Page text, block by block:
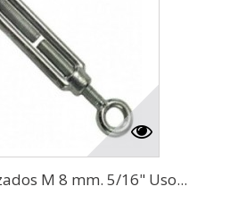
M 8 mm. 5/16" Uso...